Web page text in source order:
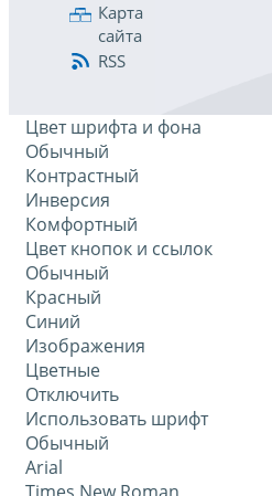
Карта
сайта
RSS
Цвет шрифта и фона
Обычный
Контрастный
Инверсия
Комфортный
Цвет кнопок и ссылок
Обычный
Красный
Синий
Изображения
Цветные
Отключить
Использовать шрифт
Обычный
Arial